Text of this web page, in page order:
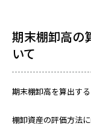
期末棚卸高の
いて
期末棚卸高を算出す
棚卸資産の評価方法